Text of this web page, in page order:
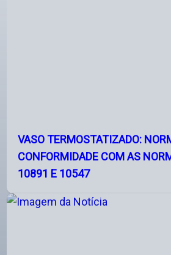
VASO TERMOSTATIZADO:
CONFORMIDADE COM AS
10891 E 10547